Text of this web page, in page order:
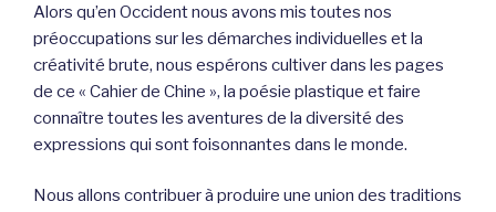
Alors qu’en Occident nous avons mis toutes nos
préoccupations sur les démarches individuelles et la
créativité brute, nous espérons cultiver dans les pages
de ce « Cahier de Chine », la poésie plastique et faire
connaître toutes les aventures de la diversité des
expressions qui sont foisonnantes dans le monde.
Nous allons contribuer à produire une union des traditions